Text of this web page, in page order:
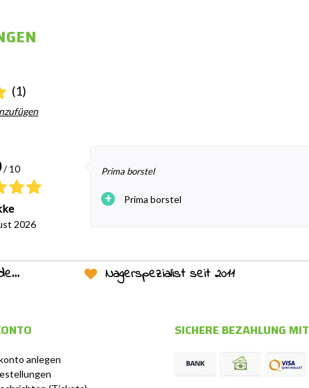
(1)
/ 10
2026
Prima borstel
+ Prima borstel
Nagerspezialist seit 2011
anlegen
SICHERE BEZAHLUNG MIT